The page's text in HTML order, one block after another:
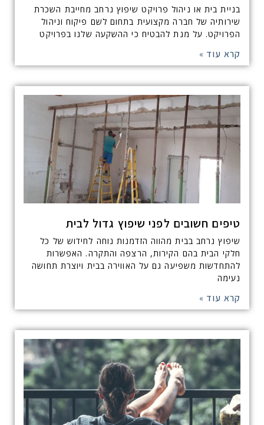
בניית בית או ניהול פרויקט שיפוץ נרחב מחייבת השכרת
שירותיה של חברה מקצועית בתחום לשם פיקוח וניהול
הפרויקט. על מנת להבטיח כי ההשקעה שלנו בפרויקט
קרא עוד »
טיפים חשובים לפני שיפוץ גדול לבית
שיפוץ נרחב בבית מהווה הזדמנות נוחה לחידוש של כל
חלקי הבית בהם הקירות, הרצפה והתקרה. האפשרות
להתחדשות משפיעה גם על האווירה בבית ויוצרת תחושה
נעימה
קרא עוד »